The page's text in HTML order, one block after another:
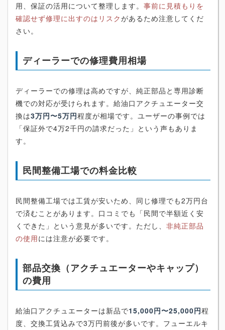
用、保証の活用について整理します。 事前に見積もりを
確認せず修理に出すのはリスクがあるため注意してくだ
さい。
ディーラーでの修理費用相場
ディーラーでの修理は高めですが、純正部品と専用診断
機での対応が受けられます。給油口アクチュエーター交
換は3万円〜5万円程度が相場です。ユーザーの事例では
「保証外で4万2千円の請求だった」という声もありま
す。
民間整備工場での料金比較
民間整備工場では工賃が安いため、同じ修理でも2万円台
で済むことがあります。口コミでも「民間で半額近く安
くできた」という意見が多いです。ただし、 非純正部品
の使用には注意が必要です。
部品交換（アクチュエーターやキャップ）
の費用
給油口アクチュエーターは新品で15,000円〜25,000円程
度、交換工賃込みで3万円前後が多いです。フューエルキ